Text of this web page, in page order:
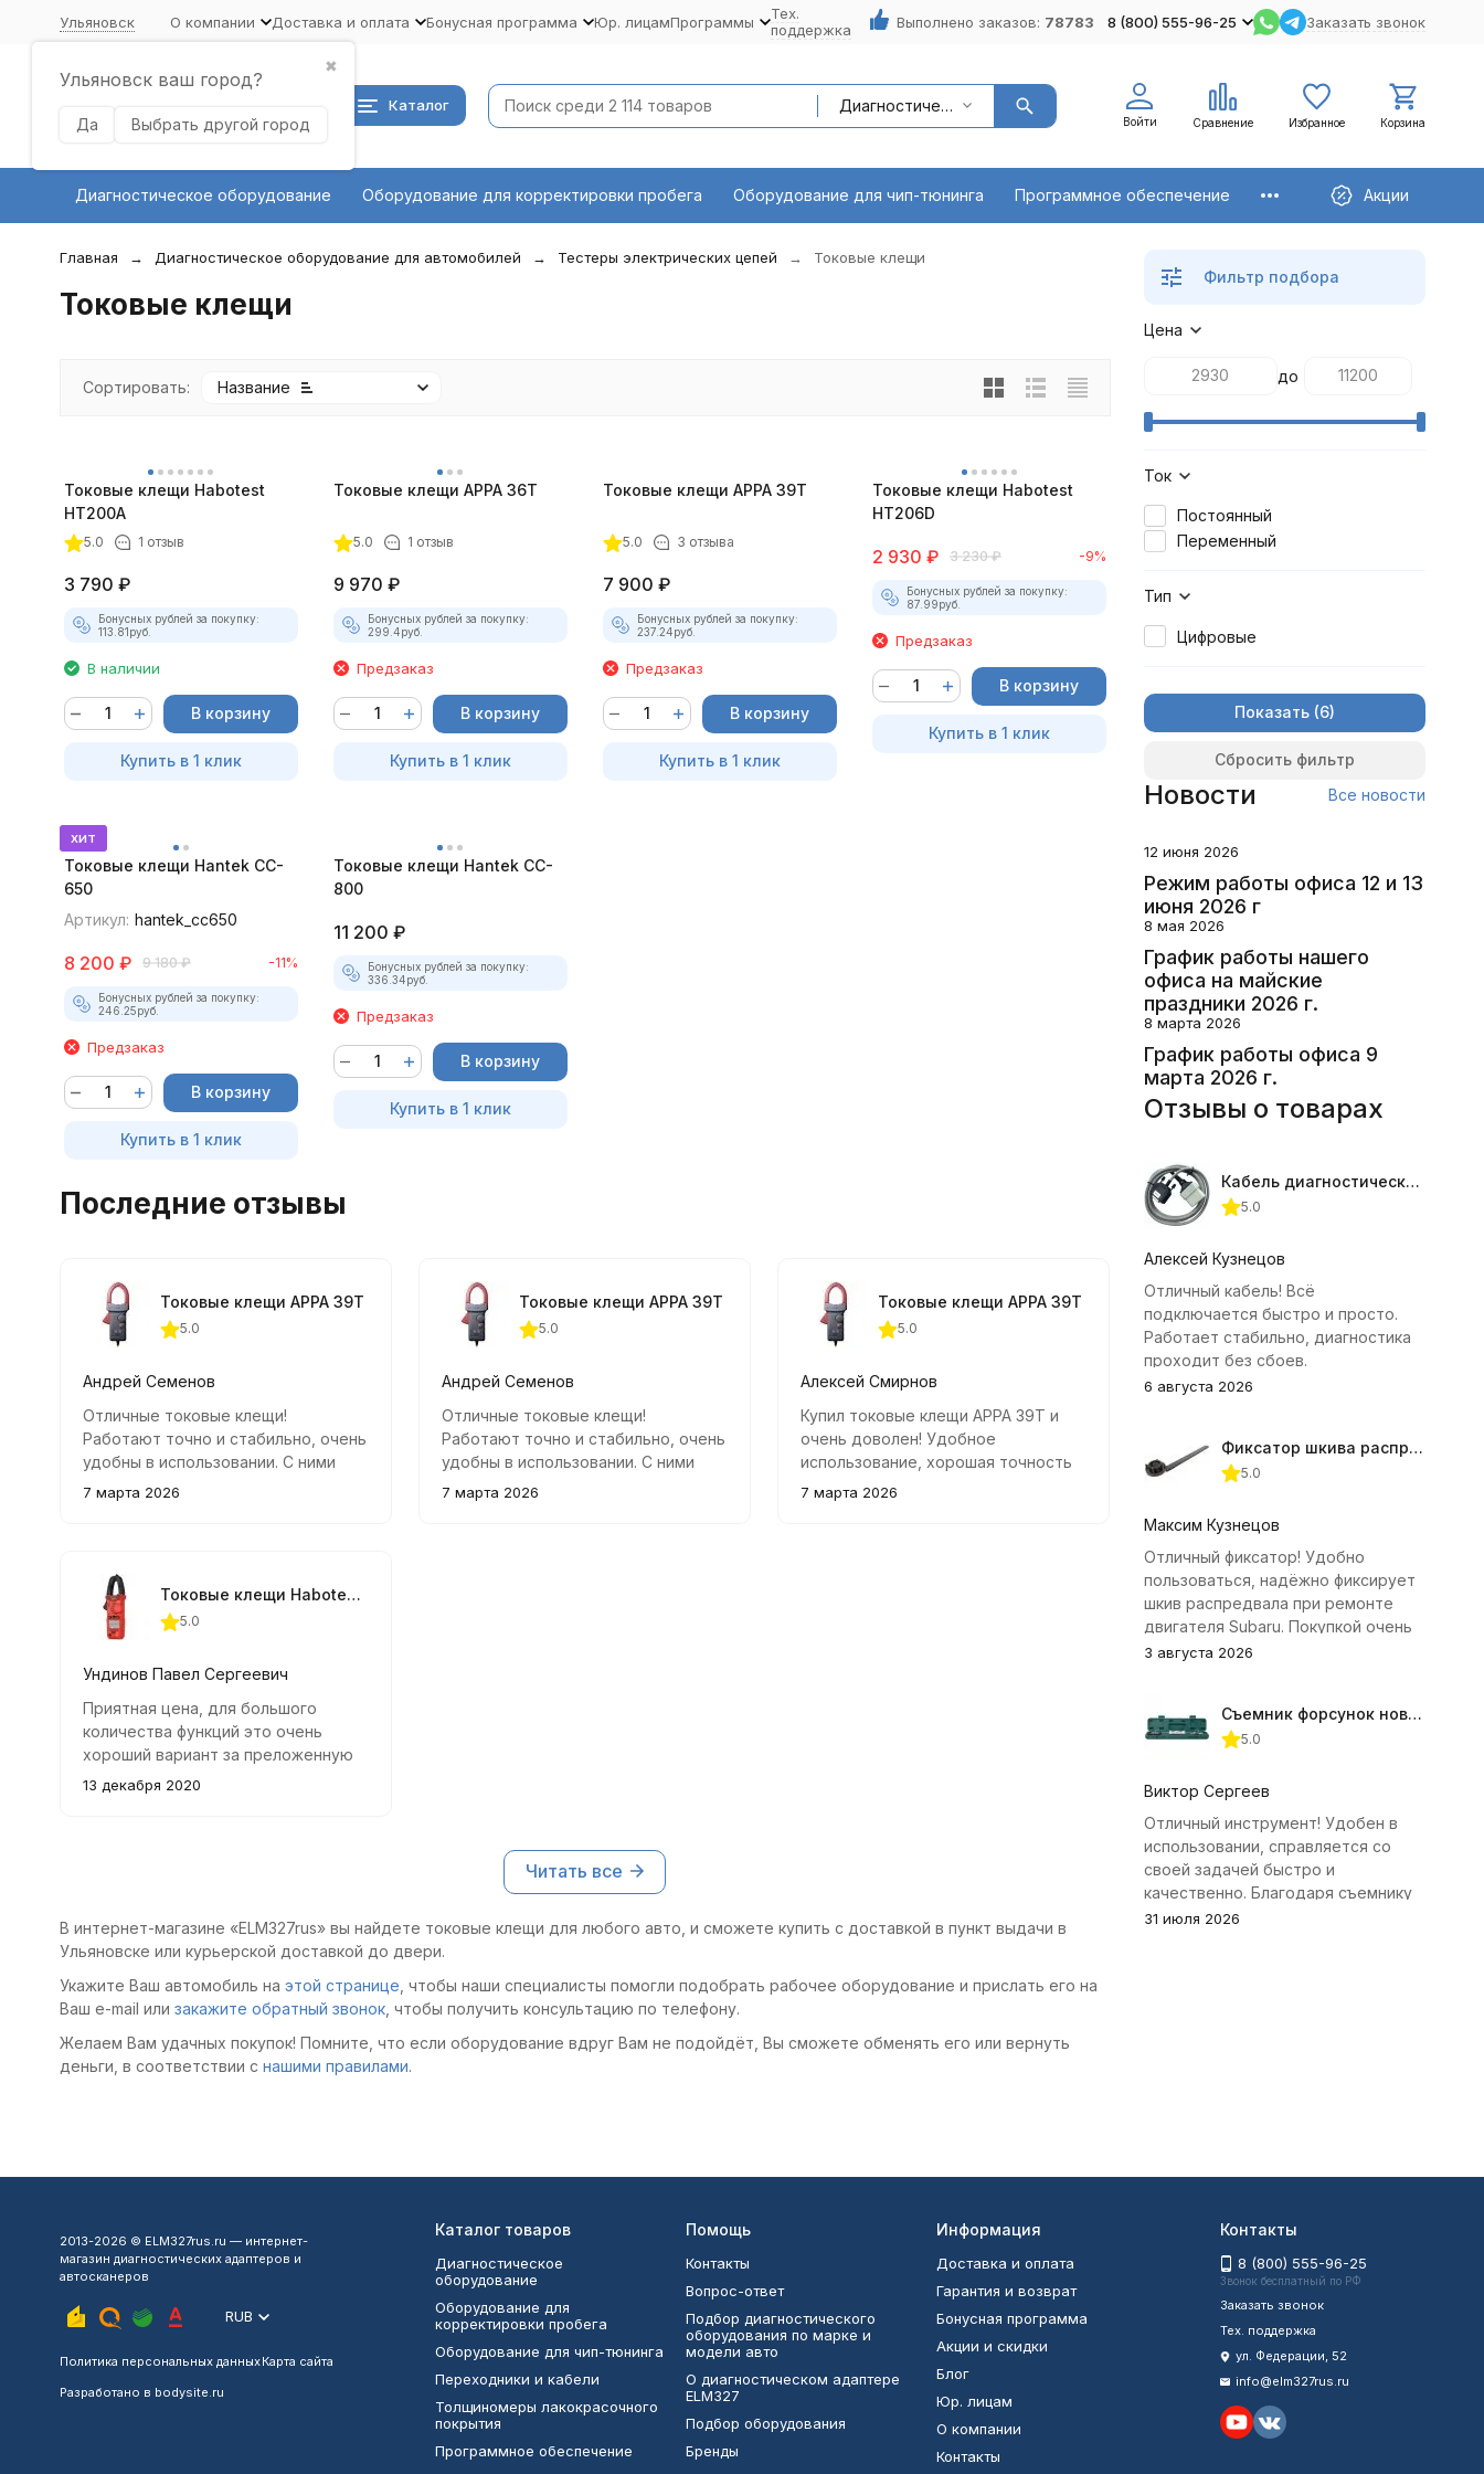
Ульяновск
✖
Ульяновск ваш город?
Да Выбрать другой город
О компании Доставка и оплата Бонусная программа Юр. лицамПрограммы
Тех.
поддержка
Выполнено заказов: 78783 8 (800) 555-96-25 Заказать звонок
Каталог Диагностическое оборудование
Войти Сравнение Избранное Корзина
Диагностическое оборудование Оборудование для корректировки пробега Оборудование для чип-тюнинга Программное обеспечение Акции
Главная Диагностическое оборудование для автомобилей Тестеры электрических цепей Токовые клещи
Токовые клещи
Сортировать: Название
Токовые клещи Habotest
HT200A
5.0 1 отзыв
3 790 ₽
Бонусных рублей за покупку:
113.81руб.
В наличии
В корзину
Купить в 1 клик
Токовые клещи APPA 36T
5.0 1 отзыв
9 970 ₽
Бонусных рублей за покупку:
299.4руб.
Предзаказ
В корзину
Купить в 1 клик
Токовые клещи APPA 39T
5.0 3 отзыва
7 900 ₽
Бонусных рублей за покупку:
237.24руб.
Предзаказ
В корзину
Купить в 1 клик
Токовые клещи Habotest
HT206D
2 930 ₽ 3 230 ₽ -9%
Бонусных рублей за покупку:
87.99руб.
Предзаказ
В корзину
Купить в 1 клик
хит
Токовые клещи Hantek CC-
650
Артикул: hantek_cc650
8 200 ₽ 9 180 ₽ -11%
Бонусных рублей за покупку:
246.25руб.
Предзаказ
В корзину
Купить в 1 клик
Токовые клещи Hantek CC-
800
11 200 ₽
Бонусных рублей за покупку:
336.34руб.
Предзаказ
В корзину
Купить в 1 клик
Последние отзывы
Токовые клещи APPA 39T
5.0
Андрей Семенов
Отличные токовые клещи!
Работают точно и стабильно, очень
удобны в использовании. С ними
можно быстро измерить силу тока
7 марта 2026
Токовые клещи APPA 39T
5.0
Андрей Семенов
Отличные токовые клещи!
Работают точно и стабильно, очень
удобны в использовании. С ними
можно быстро измерить силу тока
7 марта 2026
Токовые клещи APPA 39T
5.0
Алексей Смирнов
Купил токовые клещи APPA 39T и
очень доволен! Удобное
использование, хорошая точность
измерений и надежная защита от
7 марта 2026
Токовые клещи Habotest HT200A
5.0
Ундинов Павел Сергеевич
Приятная цена, для большого
количества функций это очень
хороший вариант за преложенную
сумму,другие варианты будут
13 декабря 2020
Читать все
В интернет-магазине «ELM327rus» вы найдете токовые клещи для любого авто, и сможете купить с доставкой в пункт выдачи в
Ульяновске или курьерской доставкой до двери.
Укажите Ваш автомобиль на этой странице , чтобы наши специалисты помогли подобрать рабочее оборудование и прислать его на
Ваш e-mail или закажите обратный звонок, чтобы получить консультацию по телефону.
Желаем Вам удачных покупок! Помните, что если оборудование вдруг Вам не подойдёт, Вы сможете обменять его или вернуть
деньги, в соответствии с нашими правилами.
Фильтр подбора
Цена
до
Ток
Постоянный
Переменный
Тип
Цифровые
Показать
Сбросить фильтр
Новости Все новости
12 июня 2026
Режим работы офиса 12 и 13
июня 2026 г
8 мая 2026
График работы нашего
офиса на майские
праздники 2026 г.
8 марта 2026
График работы офиса 9
марта 2026 г.
Отзывы о товарах
Кабель диагностический ГАЗ 24 для АВТОАС
5.0
Алексей Кузнецов
Отличный кабель! Всё
подключается быстро и просто.
Работает стабильно, диагностика
проходит без сбоев.
6 августа 2026
Фиксатор шкива распредвала (Subaru) JTC-4409
5.0
Максим Кузнецов
Отличный фиксатор! Удобно
пользоваться, надёжно фиксирует
шкив распредвала при ремонте
двигателя Subaru. Покупкой очень
доволен.
3 августа 2026
Съемник форсунок новых дизельных двигателей Jonnesway
5.0
Виктор Сергеев
Отличный инструмент! Удобен в
использовании, справляется со
своей задачей быстро и
качественно. Благодаря съемнику
удалось избежать лишних хлопот с
31 июля 2026
2013-2026 © ELM327rus.ru — интернет-
магазин диагностических адаптеров и
автосканеров
RUB
Политика персональных данныхКарта сайта
Разработано в bodysite.ru
Каталог товаров
Диагностическое
оборудование
Оборудование для
корректировки пробега
Оборудование для чип-тюнинга
Переходники и кабели
Толщиномеры лакокрасочного
покрытия
Программное обеспечение
Помощь
Контакты
Вопрос-ответ
Подбор диагностического
оборудования по марке и
модели авто
О диагностическом адаптере
ELM327
Подбор оборудования
Бренды
Информация
Доставка и оплата
Гарантия и возврат
Бонусная программа
Акции и скидки
Блог
Юр. лицам
О компании
Контакты
Контакты
8 (800) 555-96-25
Звонок бесплатный по РФ
Заказать звонок
Тех. поддержка
ул. Федерации, 52
info@elm327rus.ru